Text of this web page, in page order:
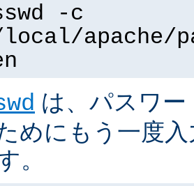
-c
apache/
は、パスワ
めにもう一度
。